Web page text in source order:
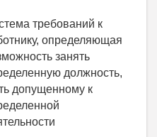
требований к
определяющая
занять
должность,
допущенному к